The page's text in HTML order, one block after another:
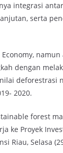
integrasi
serta
dengan
deforestrasi
2020.
forest
ke Proyek
Riau, Selasa